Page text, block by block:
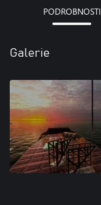
PODROBNOSTI
Galerie